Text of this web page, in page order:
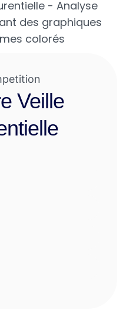
Veille